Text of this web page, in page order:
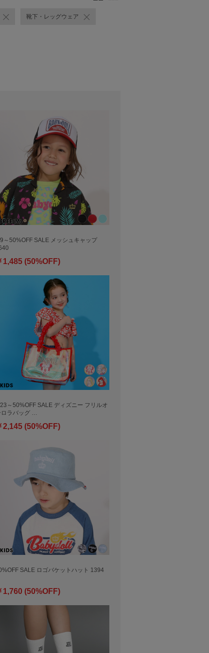
靴下・レッグウェア
～50%OFF SALE メッシュキャップ
1,485 (50%OFF)
～50%OFF SALE ディズニー フリルオ
ロラバッグ …
2,145 (50%OFF)
SALE ロゴバケットハット 1394
1,760 (50%OFF)